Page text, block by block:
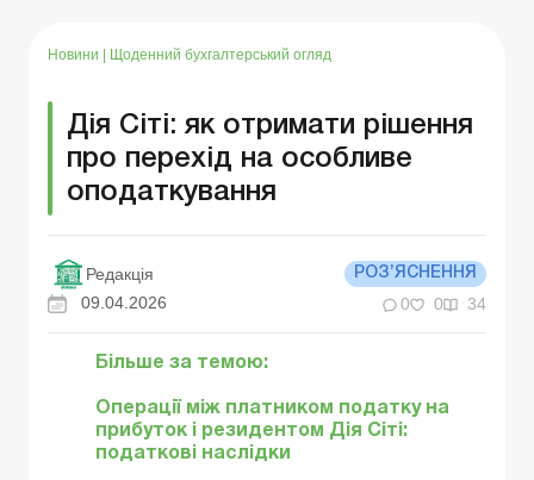
Новини Щоденний бухгалтерський огляд
Дія Сіті: як отримати рішення
про перехід на особливе
оподаткування
Редакція РОЗ’ЯСНЕННЯ
09.04.2026 0 0 34
Більше за темою:
Операції між платником податку на
прибуток і резидентом Дія Сіті:
податкові наслідки